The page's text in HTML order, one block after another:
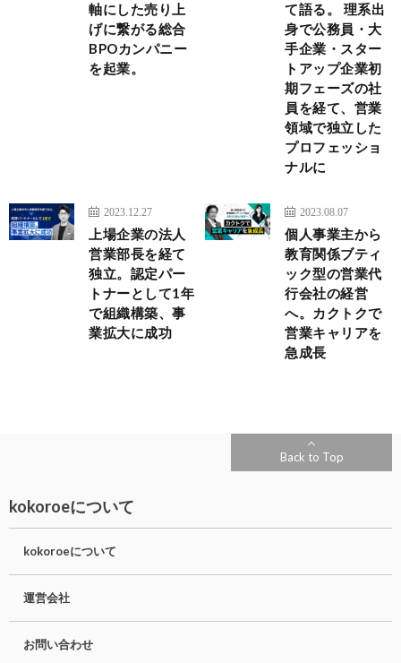
軸にした売り上
げに繋がる総合
BPOカンパニー
を起業。
て語る。 理系出
身で公務員・大
手企業・スター
トアップ企業初
期フェーズの社
員を経て、営業
領域で独立した
プロフェッショ
ナルに
2023.12.27
上場企業の法人
営業部長を経て
独立。認定パー
トナーとして1年
で組織構築、事
業拡大に成功
2023.08.07
個人事業主から
教育関係ブティ
ック型の営業代
行会社の経営
へ。カクトクで
営業キャリアを
急成長
Back to Top
kokoroeについて
kokoroeについて
運営会社
お問い合わせ